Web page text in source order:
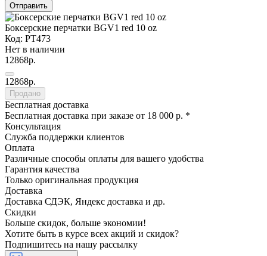
Отправить
Боксерские перчатки BGV1 red 10 oz
Код: PT473
Нет в наличии
12868р.
12868р.
Продано
Бесплатная доставка
Бесплатная доставка при заказе от 18 000 р. *
Консультация
Служба поддержки клиентов
Оплата
Различные способы оплаты для вашего удобства
Гарантия качества
Только оригинальная продукция
Доставка
Доставка СДЭК, Яндекс доставка и др.
Скидки
Больше скидок, больше экономии!
Хотите быть в курсе всех акций и скидок?
Подпишитесь на нашу рассылку